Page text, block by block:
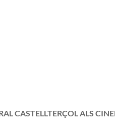
CASTELLTERÇOL ALS